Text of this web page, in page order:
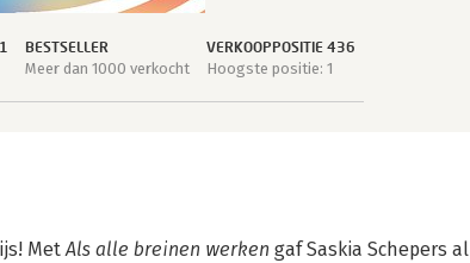
BESTSELLER
Meer dan 1000 verkocht
VERKOOPPOSITIE 436
Hoogste positie: 1
MetAls alle breinen werken gaf Saskia Schepers al